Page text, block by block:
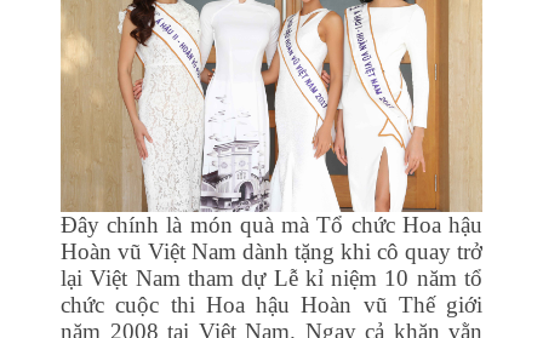
Đây chính là món quà mà Tổ chức Hoa hậu
Hoàn vũ Việt Nam dành tặng khi cô quay trở
lại Việt Nam tham dự Lễ kỉ niệm 10 năm tổ
chức cuộc thi Hoa hậu Hoàn vũ Thế giới
năm 2008 tại Việt Nam. Ngay cả khăn vằn